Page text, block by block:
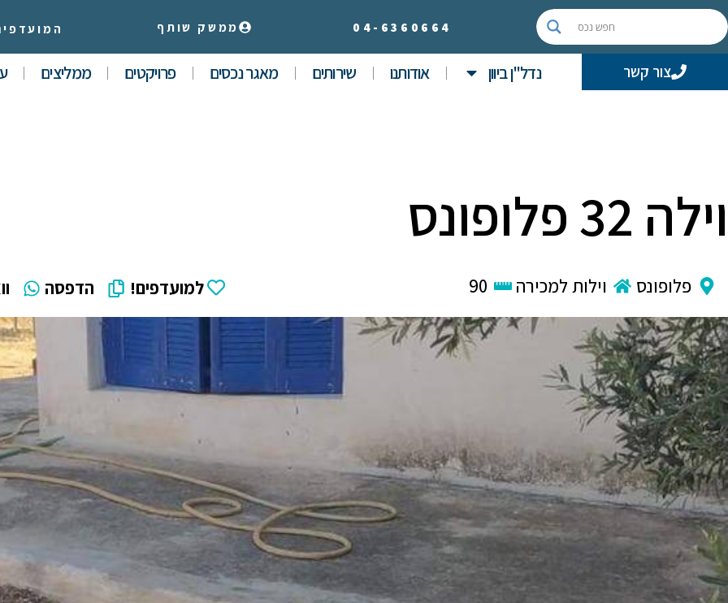
04- 6360664 ממשק שותף
צור קשר נדל"ן ביוון אודותנו שירותים מאגר נכסים פרויקטים ממליצים
וילה 32 פלופונס
פלופונס וילות למכירה 90 למועדפים! הדפסה